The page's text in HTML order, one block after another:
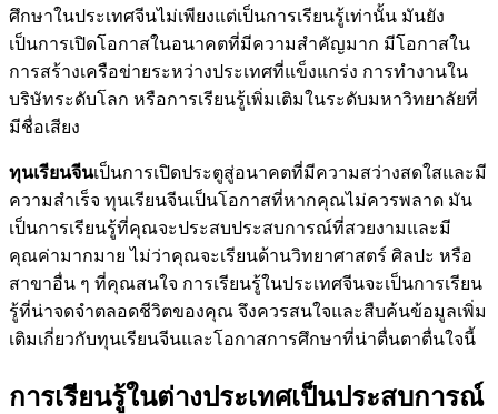
ศึกษาในประเทศจีนไม่เพียงแต่เป็นการเรียนรู้เท่านั้น มันยัง
เป็นการเปิดโอกาสในอนาคตที่มีความสำคัญมาก มีโอกาสใน
การสร้างเครือข่ายระหว่างประเทศที่แข็งแกร่ง การทำงานใน
บริษัทระดับโลก หรือการเรียนรู้เพิ่มเติมในระดับมหาวิทยาลัยที่
มีชื่อเสียง
ทุนเรียนจีนเป็นการเปิดประตูสู่อนาคตที่มีความสว่างสดใสและมี
ความสำเร็จ ทุนเรียนจีนเป็นโอกาสที่หากคุณไม่ควรพลาด มัน
เป็นการเรียนรู้ที่คุณจะประสบประสบการณ์ที่สวยงามและมี
คุณค่ามากมาย ไม่ว่าคุณจะเรียนด้านวิทยาศาสตร์ ศิลปะ หรือ
สาขาอื่น ๆ ที่คุณสนใจ การเรียนรู้ในประเทศจีนจะเป็นการเรียน
รู้ที่น่าจดจำตลอดชีวิตของคุณ จึงควรสนใจและสืบค้นข้อมูลเพิ่ม
เติมเกี่ยวกับทุนเรียนจีนและโอกาสการศึกษาที่น่าตื่นตาตื่นใจนี้
การเรียนรู้ในต่างประเทศเป็นประสบการณ์